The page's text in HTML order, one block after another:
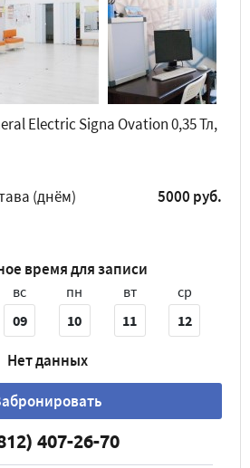
Electric Signa Ovation 0,35 Тл,
(днём)
5000 руб.
время для записи
вс
09
пн
10
вт
11
ср
12
Нет данных
407-26-70